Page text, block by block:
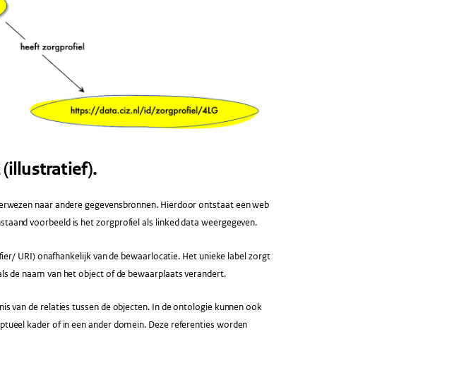
(illustratief).
naar andere gegevensbronnen. Hierdoor ontstaat een web
voorbeeld is het zorgprofiel als linked data weergegeven.
URI) onafhankelijk van de bewaarlocatie. Het unieke label zorgt
de naam van het object of de bewaarplaats verandert.
van de relaties tussen de objecten. In de ontologie kunnen ook
kader of in een ander domein. Deze referenties worden